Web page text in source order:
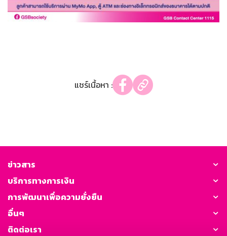
แชร์เนื้อหา :
ข่าวสาร
บริการทางการเงิน
การพัฒนาเพื่อความยั่งยืน
อื่นๆ
ติดต่อเรา